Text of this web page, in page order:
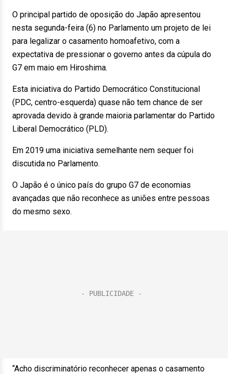
O principal partido de oposição do Japão apresentou
nesta segunda-feira (6) no Parlamento um projeto de lei
para legalizar o casamento homoafetivo, com a
expectativa de pressionar o governo antes da cúpula do
G7 em maio em Hiroshima.
Esta iniciativa do Partido Democrático Constitucional
(PDC, centro-esquerda) quase não tem chance de ser
aprovada devido à grande maioria parlamentar do Partido
Liberal Democrático (PLD).
Em 2019 uma iniciativa semelhante nem sequer foi
discutida no Parlamento.
O Japão é o único país do grupo G7 de economias
avançadas que não reconhece as uniões entre pessoas
do mesmo sexo.
“Acho discriminatório reconhecer apenas o casamento